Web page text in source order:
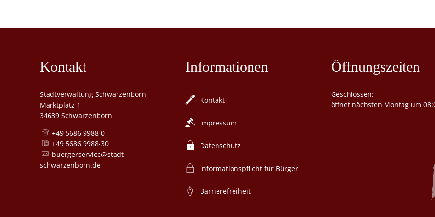
Kontakt
Stadtverwaltung Schwarzenborn
Marktplatz 1
34639 Schwarzenborn
+49 5686 9988-0
+49 5686 9988-30
buergerservice@stadt-
schwarzenborn.de
Informationen
Kontakt
Impressum
Datenschutz
Informationspflicht für Bürger
Barrierefreiheit
Öffnungszeiten
Klicken, um weitere Öffnungs-
Geschlossen:
öffnet nächsten Montag um